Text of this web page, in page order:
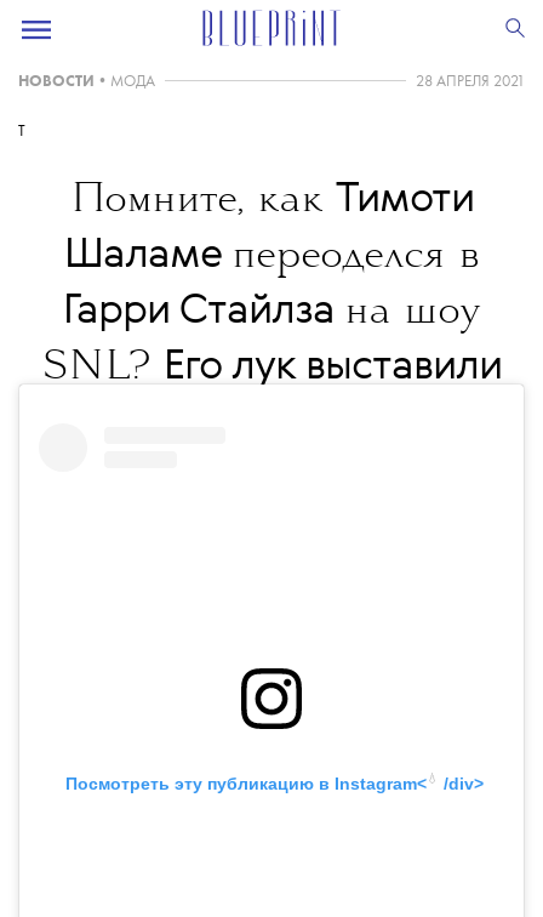
НОВОСТИ • МОДА 28 АПРЕЛЯ 2021
T
Помните, как Тимоти
Шаламе переоделся в
Гарри Стайлза на шоу
SNL? Его лук выставили
Посмотреть эту публикацию в Instagram<💧 /div>